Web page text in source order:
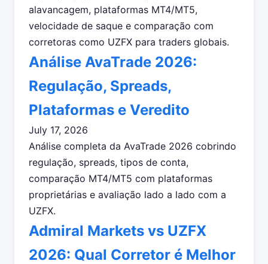
alavancagem, plataformas MT4/MT5,
velocidade de saque e comparação com
corretoras como UZFX para traders globais.
Análise AvaTrade 2026:
Regulação, Spreads,
Plataformas e Veredito
July 17, 2026
Análise completa da AvaTrade 2026 cobrindo
regulação, spreads, tipos de conta,
comparação MT4/MT5 com plataformas
proprietárias e avaliação lado a lado com a
UZFX.
Admiral Markets vs UZFX
2026: Qual Corretor é Melhor